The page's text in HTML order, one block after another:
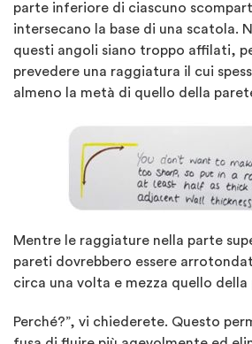
parte inferiore di ciascuno
intersecano la base di una scatola.
questi angoli siano troppo affilati,
prevedere una raggiatura il cui
almeno la metà di quello della
Mentre le raggiature nella parte
pareti dovrebbero essere
circa una volta e mezza quello della
Perché?”, vi chiederete. Questo